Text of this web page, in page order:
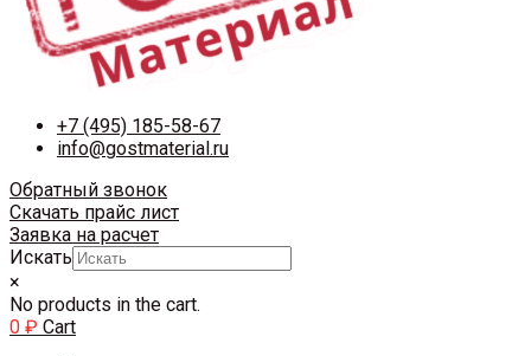
+7 (495) 185-58-67
info@gostmaterial.ru
Обратный звонок
Скачать прайс лист
Заявка на расчет
Искать
×
No products in the cart.
0 ₽ Cart